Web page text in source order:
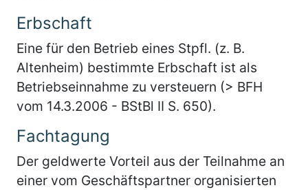
Erbschaft
Eine für den Betrieb eines Stpfl. (z. B.
Altenheim) bestimmte Erbschaft ist als
Betriebseinnahme zu versteuern (> BFH
vom 14.3.2006 - BStBl II S. 650).
Fachtagung
Der geldwerte Vorteil aus der Teilnahme an
einer vom Geschäftspartner organisierten